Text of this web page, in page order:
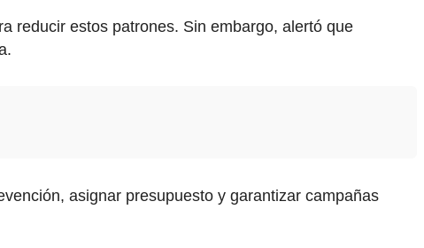
reducir estos patrones. Sin embargo, alertó que
asignar presupuesto y garantizar campañas